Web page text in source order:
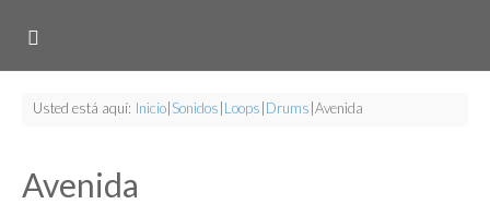
Usted está aquí: Inicio Sonidos Loops Drums Avenida
Avenida